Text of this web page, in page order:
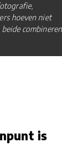
hoeven niet
combineren
is